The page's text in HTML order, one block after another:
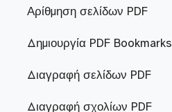
Αρίθμηση σελίδων PDF
Δημιουργία PDF Bookmarks
Διαγραφή σελίδων PDF
Διαγραφή σχολίων PDF